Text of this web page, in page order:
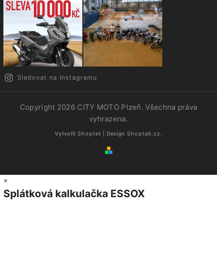
Sledovat na Instagramu
Copyright 2026 CITY MOTO Plzeň. Všechna práva
vyhrazena.
Vytvořil Shoptet | Design Shoptak.cz.
×
Splátková kalkulačka ESSOX